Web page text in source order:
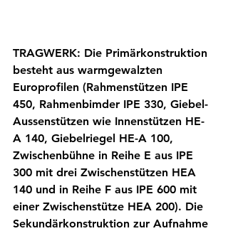
TRAGWERK: Die Primärkonstruktion
besteht aus warmgewalzten
Europrofilen (Rahmenstützen IPE
450, Rahmenbimder IPE 330, Giebel-
Aussenstützen wie Innenstützen HE-
A 140, Giebelriegel HE-A 100,
Zwischenbühne in Reihe E aus IPE
300 mit drei Zwischenstützen HEA
140 und in Reihe F aus IPE 600 mit
einer Zwischenstütze HEA 200). Die
Sekundärkonstruktion zur Aufnahme